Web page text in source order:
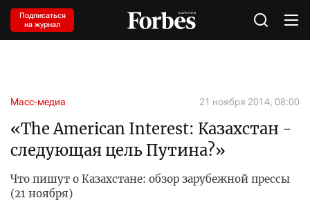
Подписаться
на журнал
Масс-медиа 21 ноября 2014, 08:00
«The American Interest: Казахстан -
следующая цель Путина?»
Что пишут о Казахстане: обзор зарубежной прессы
(21 ноября)